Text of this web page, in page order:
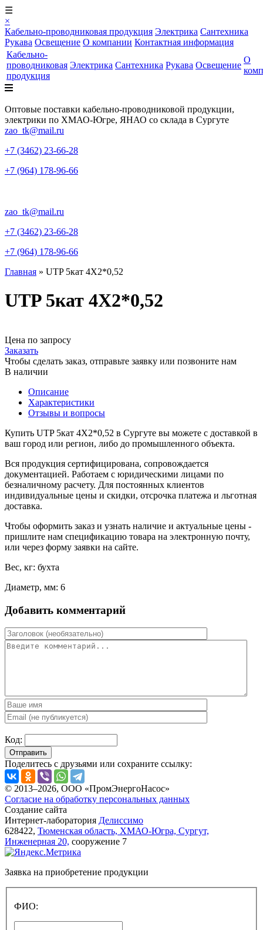
☰
×
Кабельно-проводниковая продукция Электрика Сантехника
Рукава Освещение О компании Контактная информация
Кабельно-
проводниковая
продукция
Электрика Сантехника Рукава Освещение
О
Оптовые поставки кабельно-проводниковой продукции,
электрики по ХМАО-Югре, ЯНАО со склада в Сургуте
zao_tk@mail.ru
+7 (3462) 23-66-28
+7 (964) 178-96-66
zao_tk@mail.ru
+7 (3462) 23-66-28
+7 (964) 178-96-66
Главная » UTP 5кат 4X2*0,52
UTP 5кат 4X2*0,52
Цена по запросу
Заказать
Чтобы сделать заказ, отправьте заявку или позвоните нам
В наличии
Описание
Характеристики
Отзывы и вопросы
Купить UTP 5кат 4X2*0,52 в Сургуте вы можете с доставкой в
ваш город или регион, либо до промышленного объекта.
Вся продукция сертифицирована, сопровождается
документацией. Работаем с юридическими лицами по
безналичному расчету. Для постоянных клиентов
индивидуальные цены и скидки, отсрочка платежа и льготная
доставка.
Чтобы оформить заказ и узнать наличие и актуальные цены -
пришлите нам спецификацию товара на электронную почту,
или через форму заявки на сайте.
Вес, кг: бухта
Диаметр, мм: 6
Добавить комментарий
Код:
Отправить
Поделитесь с друзьями или сохраните ссылку:
© 2013–2026, ООО «ПромЭнергоНасос»
Согласие на обработку персональных данных
Создание сайта
Интернет-лаборатория Делиссимо
628422, Тюменская область, ХМАО-Югра, Сургут,
Инженерная 20, сооружение 7
Заявка на приобретение продукции
ФИО: